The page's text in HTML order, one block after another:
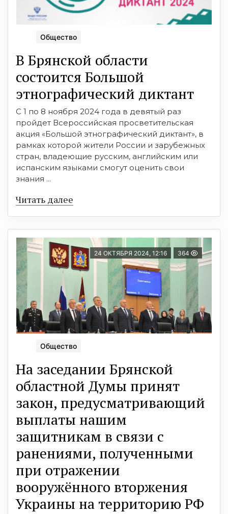
Общество
В Брянской области
состоится Большой
этнографический диктант
С 1 по 8 ноября 2024 года в девятый раз
пройдет Всероссийская просветительская
акция «Большой этнографический диктант», в
рамках которой жители России и зарубежных
стран, владеющие русским, английским или
испанским языками смогут оценить свои
знания ...
Читать далее
24 ОКТЯБРЯ 2024, 12:16 364
Общество
На заседании Брянской
областной Думы принят
закон, предусматривающий
выплаты нашим
защитникам в связи с
ранениями, полученными
при отражении
вооружённого вторжения
Украины на территорию РФ